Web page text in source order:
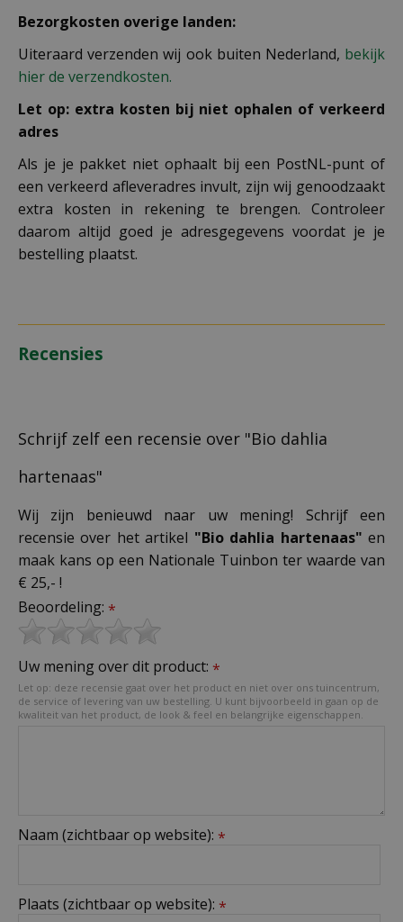
Bezorgkosten overige landen:
Uiteraard verzenden wij ook buiten Nederland, bekijk
hier de verzendkosten.
Let op: extra kosten bij niet ophalen of verkeerd
adres
Als je je pakket niet ophaalt bij een PostNL-punt of
een verkeerd afleveradres invult, zijn wij genoodzaakt
extra kosten in rekening te brengen. Controleer
daarom altijd goed je adresgegevens voordat je je
bestelling plaatst.
Recensies
Schrijf zelf een recensie over "Bio dahlia
hartenaas"
Wij zijn benieuwd naar uw mening! Schrijf een
recensie over het artikel "Bio dahlia hartenaas" en
maak kans op een Nationale Tuinbon ter waarde van
€ 25,- !
Beoordeling: *
Uw mening over dit product: *
Let op: deze recensie gaat over het product en niet over ons tuincentrum,
de service of levering van uw bestelling. U kunt bijvoorbeeld in gaan op de
kwaliteit van het product, de look & feel en belangrijke eigenschappen.
Naam (zichtbaar op website): *
Plaats (zichtbaar op website): *